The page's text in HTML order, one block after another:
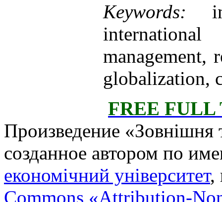
Keywords:
management,
globalization,
FREE
Произведение «Зовнішня
созданное автором по
економічний університет,
Commons «Attribution-